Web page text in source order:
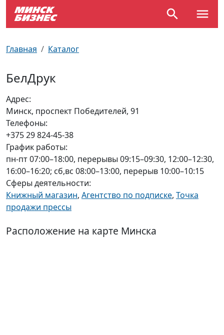
Главная Каталог
БелДрук
Адрес:
Минск, проспект Победителей, 91
Телефоны:
+375 29 824-45-38
График работы:
пн-пт 07:00–18:00, перерывы 09:15–09:30, 12:00–12:30,
16:00–16:20; сб,вс 08:00–13:00, перерыв 10:00–10:15
Сферы деятельности:
Книжный магазин, Агентство по подписке, Точка
продажи прессы
Расположение на карте Минска
Улицы Минска
Производственный календарь
Документы для ЗАГСа
Пробки на дорогах
Самолеты